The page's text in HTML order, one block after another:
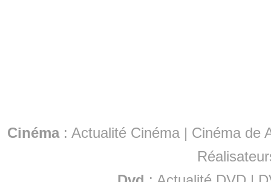
Cinéma: Actualité Cinéma | Cinéma de